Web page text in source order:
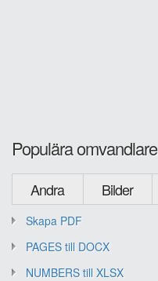
Populära omvandlare
Andra Bilder
Skapa PDF
PAGES till DOCX
NUMBERS till XLSX